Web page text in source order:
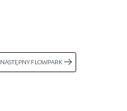
NASTĘPNY FLOWPARK